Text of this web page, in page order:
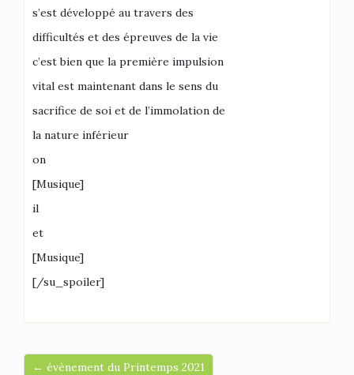
s’est développé au travers des
difficultés et des épreuves de la vie
c’est bien que la première impulsion
vital est maintenant dans le sens du
sacrifice de soi et de l’immolation de
la nature inférieur
on
[Musique]
il
et
[Musique]
[/su_spoiler]
← évènement du Printemps 2021